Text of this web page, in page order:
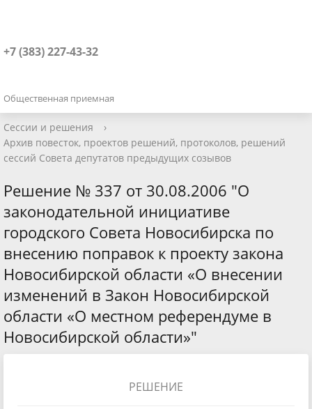
+7 (383) 227-43-32
Общественная приемная
Сессии и решения
›
Архив повесток, проектов решений, протоколов, решений
сессий Совета депутатов предыдущих созывов
Решение № 337 от 30.08.2006 "О
законодательной инициативе
городского Совета Новосибирска по
внесению поправок к проекту закона
Новосибирской области «О внесении
изменений в Закон Новосибирской
области «О местном референдуме в
Новосибирской области»"
РЕШЕНИЕ